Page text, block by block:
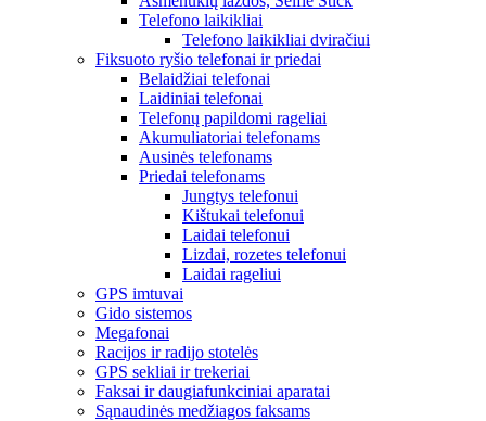
Telefono laikikliai
Telefono laikikliai dviračiui
Fiksuoto ryšio telefonai ir priedai
Belaidžiai telefonai
Laidiniai telefonai
Telefonų papildomi rageliai
Akumuliatoriai telefonams
Ausinės telefonams
Priedai telefonams
Jungtys telefonui
Kištukai telefonui
Laidai telefonui
Lizdai, rozetes telefonui
Laidai rageliui
GPS imtuvai
Gido sistemos
Megafonai
Racijos ir radijo stotelės
GPS sekliai ir trekeriai
Faksai ir daugiafunkciniai aparatai
Sąnaudinės medžiagos faksams